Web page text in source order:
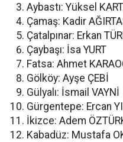
Aybastı: Yüksel
Çamaş: Kadir
Çatalpınar: Erkan
Çaybaşı: İsa YURT
Fatsa: Ahmet
Gölköy: Ayşe ÇEBİ
Gülyalı: İsmail VAYNİ
Gürgentepe: Ercan
İkizce: Adem
Kabadüz: Mustafa